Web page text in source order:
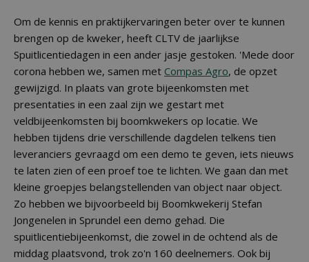
Om de kennis en praktijkervaringen beter over te kunnen
brengen op de kweker, heeft CLTV de jaarlijkse
Spuitlicentiedagen in een ander jasje gestoken. 'Mede door
corona hebben we, samen met Compas Agro, de opzet
gewijzigd. In plaats van grote bijeenkomsten met
presentaties in een zaal zijn we gestart met
veldbijeenkomsten bij boomkwekers op locatie. We
hebben tijdens drie verschillende dagdelen telkens tien
leveranciers gevraagd om een demo te geven, iets nieuws
te laten zien of een proef toe te lichten. We gaan dan met
kleine groepjes belangstellenden van object naar object.
Zo hebben we bijvoorbeeld bij Boomkwekerij Stefan
Jongenelen in Sprundel een demo gehad. Die
spuitlicentiebijeenkomst, die zowel in de ochtend als de
middag plaatsvond, trok zo'n 160 deelnemers. Ook bij